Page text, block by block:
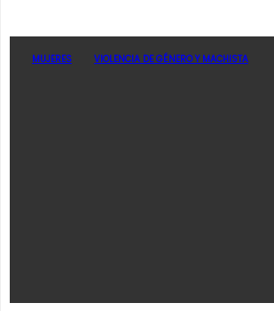
MUJERES VIOLENCIA DE GÉNERO Y MACHISTA